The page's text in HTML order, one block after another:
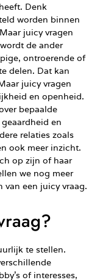
Denk
worden binnen
juicy vragen
de ander
ontroerende of
delen. Dat kan
juicy vragen
en openheid.
bepaalde
en
relaties zoals
ook meer inzicht.
op zijn of haar
we nog meer
van een juicy vraag.
te stellen.
of interesses,